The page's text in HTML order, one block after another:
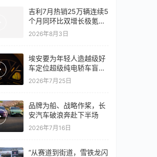
吉利7月热销25万辆连续5
个月同环比双增长极氪销
量同比翻倍，出口再破10
2026年8月3日
埃安要为年轻人造越级好
车定位超级纯电轿车盲猜
18万以上
2026年7月25日
品牌为船、战略作桨，长
安汽车破浪奔赴下半场
2026年7月16日
“从赛道到街道，雪铁龙闪